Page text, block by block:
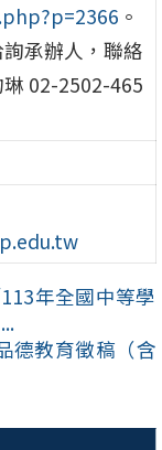
。
承辦人，聯絡
02-2502-465
年全國中等學
德教育徵稿（含